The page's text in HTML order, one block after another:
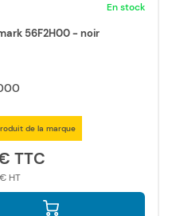
En stock
56F2H00 - noir
de la marque